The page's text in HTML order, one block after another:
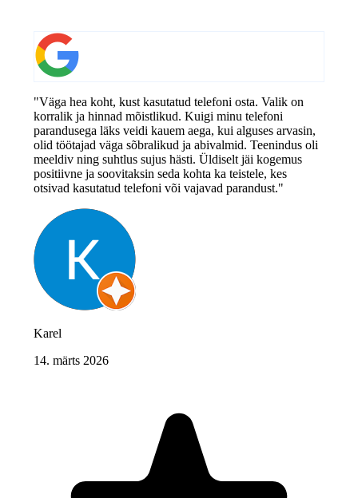
"Väga hea koht, kust kasutatud telefoni osta. Valik on
korralik ja hinnad mõistlikud. Kuigi minu telefoni
parandusega läks veidi kauem aega, kui alguses arvasin,
olid töötajad väga sõbralikud ja abivalmid. Teenindus oli
meeldiv ning suhtlus sujus hästi. Üldiselt jäi kogemus
positiivne ja soovitaksin seda kohta ka teistele, kes
otsivad kasutatud telefoni või vajavad parandust."
Karel
14. märts 2026